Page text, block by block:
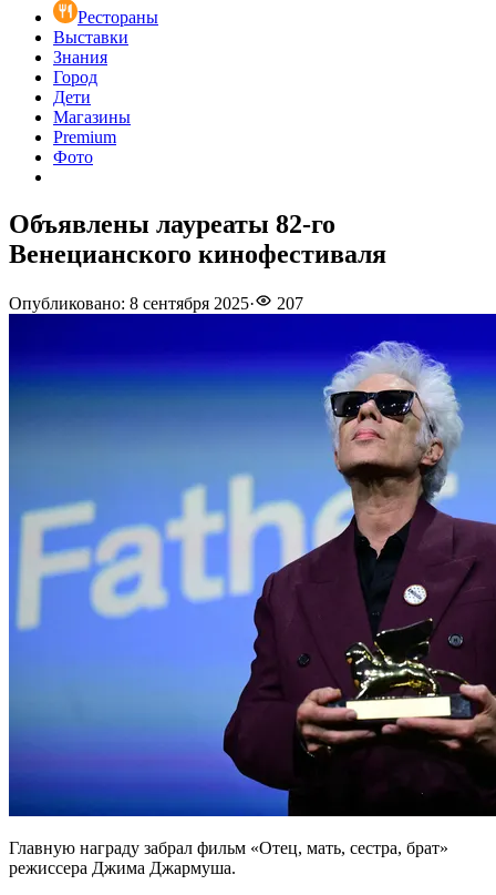
Рестораны
Выставки
Знания
Город
Дети
Магазины
Premium
Фото
Объявлены лауреаты 82-го
Венецианского кинофестиваля
Опубликовано: 8 сентября 2025· 207
Главную награду забрал фильм «Отец, мать, сестра, брат»
режиссера Джима Джармуша.